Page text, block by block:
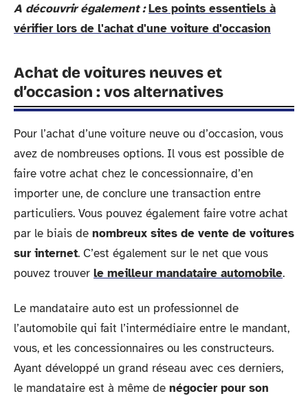
A découvrir également : Les points essentiels à
vérifier lors de l'achat d'une voiture d'occasion
Achat de voitures neuves et
d’occasion : vos alternatives
Pour l’achat d’une voiture neuve ou d’occasion, vous
avez de nombreuses options. Il vous est possible de
faire votre achat chez le concessionnaire, d’en
importer une, de conclure une transaction entre
particuliers. Vous pouvez également faire votre achat
par le biais de nombreux sites de vente de voitures
sur internet. C’est également sur le net que vous
pouvez trouver le meilleur mandataire automobile.
Le mandataire auto est un professionnel de
l’automobile qui fait l’intermédiaire entre le mandant,
vous, et les concessionnaires ou les constructeurs.
Ayant développé un grand réseau avec ces derniers,
le mandataire est à même de négocier pour son